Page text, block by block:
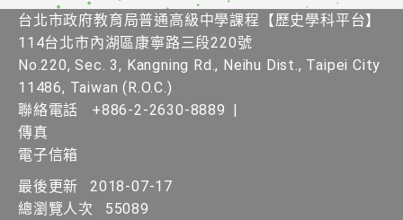
台北市政府教育局普通高級中學課程【歷史學科平台】
114台北市內湖區康寧路三段220號
No.220, Sec. 3, Kangning Rd., Neihu Dist., Taipei City
11486, Taiwan (R.O.C.)
聯絡電話
+886-2-2630-8889 |
傳真
電子信箱
最後更新
2018-07-17
總瀏覽人次
55089